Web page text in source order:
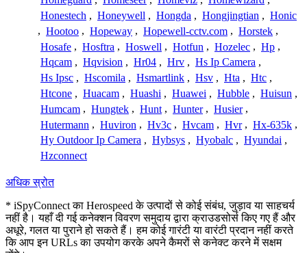
Honestech , Honeywell , Hongda , Hongjingtian , Honic
, Hootoo , Hopeway , Hopewell-cctv.com , Horstek ,
Hosafe , Hosftra , Hoswell , Hotfun , Hozelec , Hp ,
Hqcam , Hqvision , Hr04 , Hrv , Hs Ip Camera ,
Hs Ipsc , Hscomila , Hsmartlink , Hsv , Hta , Htc ,
Htcone , Huacam , Huashi , Huawei , Hubble , Huisun ,
Humcam , Hungtek , Hunt , Hunter , Husier ,
Hutermann , Huviron , Hv3c , Hvcam , Hvr , Hx-635k ,
Hy Outdoor Ip Camera , Hybsys , Hyobalc , Hyundai ,
Hzconnect
अधिक स्रोत
* iSpyConnect का Herospeed के उत्पादों से कोई संबंध, जुड़ाव या साहचर्य
नहीं है। यहाँ दी गई कनेक्शन विवरण समुदाय द्वारा क्राउडसोर्स किए गए हैं और
अधूरे, गलत या पुराने हो सकते हैं। हम कोई गारंटी या वारंटी प्रदान नहीं करते
कि आप इन URLs का उपयोग करके अपने कैमरों से कनेक्ट करने में सक्षम